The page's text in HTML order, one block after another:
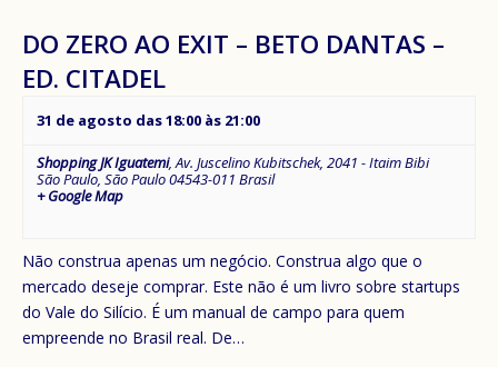
DO ZERO AO EXIT – BETO DANTAS –
ED. CITADEL
31 de agosto das 18:00 às 21:00
Shopping JK Iguatemi,Av. Juscelino Kubitschek, 2041 - Itaim Bibi
São Paulo, São Paulo04543-011 Brasil
+ Google Map
Não construa apenas um negócio. Construa algo que o
mercado deseje comprar. Este não é um livro sobre startups
do Vale do Silício. É um manual de campo para quem
empreende no Brasil real. De…